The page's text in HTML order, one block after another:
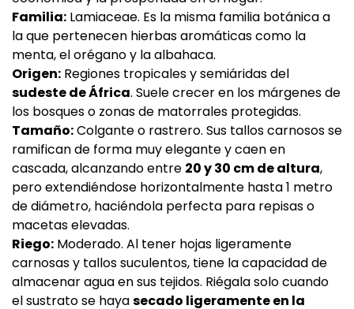
Familia: Lamiaceae. Es la misma familia botánica a
la que pertenecen hierbas aromáticas como la
menta, el orégano y la albahaca.
Origen: Regiones tropicales y semiáridas del
sudeste de África. Suele crecer en los márgenes de
los bosques o zonas de matorrales protegidas.
Tamaño:Colgante o rastrero. Sus tallos carnosos se
ramifican de forma muy elegante y caen en
cascada, alcanzando entre 20 y 30 cm de altura,
pero extendiéndose horizontalmente hasta 1 metro
de diámetro, haciéndola perfecta para repisas o
macetas elevadas.
Riego: Moderado. Al tener hojas ligeramente
carnosas y tallos suculentos, tiene la capacidad de
almacenar agua en sus tejidos. Riégala solo cuando
el sustrato se hayasecado ligeramente en la